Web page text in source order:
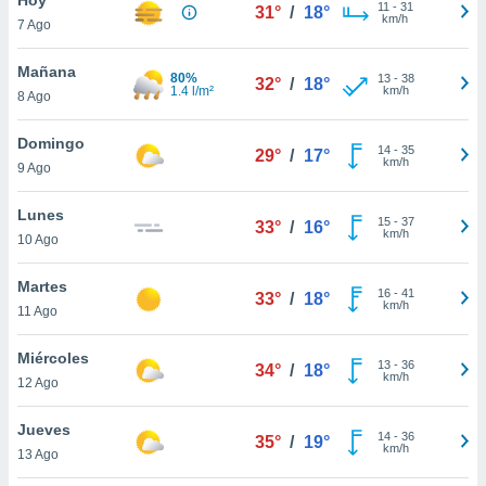
en
más
nuestra
de
cookies
aceptar
7 Ago
31° / 18° 11 - 31
km/h
Mañana
8 Ago
80%
1.4 l/m²
32° / 18° 13- 38
km/h
Domingo
9 Ago
29° / 17° 14- 35
km/h
Lunes
10 Ago
33° / 16° 15- 37
km/h
Martes
11 Ago
33° / 18° 16- 41
km/h
Miércoles
12 Ago
34° / 18° 13- 36
km/h
Jueves
13 Ago
35° / 19° 14- 36
km/h